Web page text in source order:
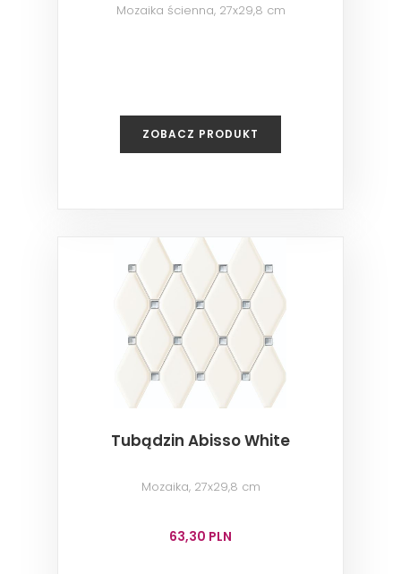
Mozaika ścienna, 27x29,8 cm
ZOBACZ PRODUKT
Tubądzin Abisso White
Mozaika, 27x29,8 cm
63,30 PLN